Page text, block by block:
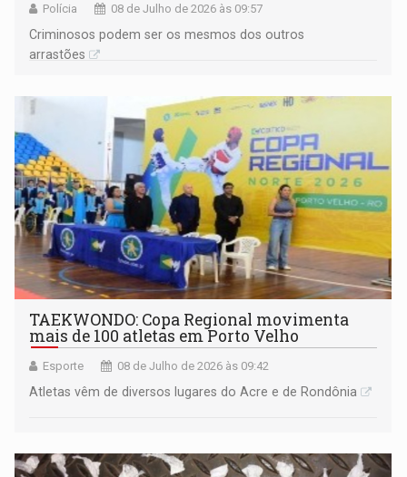
Polícia 08 de Julho de 2026 às 09:57
Criminosos podem ser os mesmos dos outros
arrastões
TAEKWONDO: Copa Regional movimenta
mais de 100 atletas em Porto Velho
Esporte 08 de Julho de 2026 às 09:42
Atletas vêm de diversos lugares do Acre e de Rondônia